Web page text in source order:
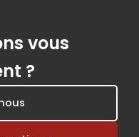
vous
?